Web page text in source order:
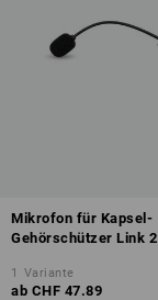
Mikrofon für Kapsel-
Gehörschützer Link
1 Variante
ab CHF 47.89